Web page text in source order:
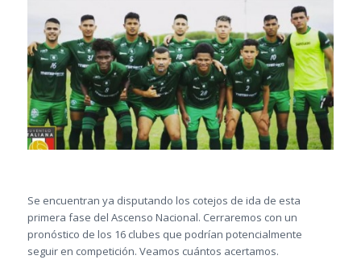
Se encuentran ya disputando los cotejos de ida de esta
primera fase del Ascenso Nacional. Cerraremos con un
pronóstico de los 16 clubes que podrían potencialmente
seguir en competición. Veamos cuántos acertamos.